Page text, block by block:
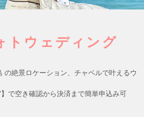
トウェディング
の絶景ロケーション、チャペルで叶えるウ
で空き確認から決済まで簡単申込み可